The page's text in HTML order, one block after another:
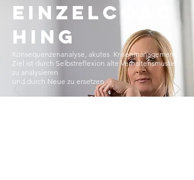
EINZELCOAC
HING
Konsequenzenanalyse, akutes Krisenmanagement
Ziel ist durch Selbstreflexion alte Verhaltensmuster
zu analysieren
und durch Neue zu ersetzen